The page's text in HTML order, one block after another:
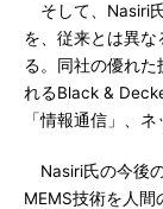
そして、Nasiri
を、従来とは異
る。同社の優れ
れるBlack &
「情報通信」、
Nasiri氏の今後
MEMS技術を人間